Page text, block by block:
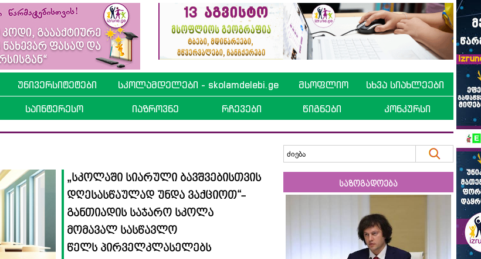
უნივერსიტეტები სკოლამდელები - skolamdelebi.ge მსოფლიო სხვა სიახლეები
საინტერესო იაზროვნე რჩევები წიგნები კონკურსი
„სკოლაში სიარული ბავშვებისთვის
დღესასწაულად უნდა ვაქციოთ“-
განთიადის საჯარო სკოლა
მომავალ სასწავლო
წელს პირველკლასელებს
საზოგადოება